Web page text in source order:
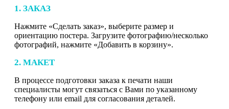
1. ЗАКАЗ
Нажмите «Сделать заказ», выберите размер и
ориентацию постера. Загрузите фотографию/несколько
фотографий, нажмите «Добавить в корзину».
2. МАКЕТ
В процессе подготовки заказа к печати наши
специалисты могут связаться с Вами по указанному
телефону или email для согласования деталей.